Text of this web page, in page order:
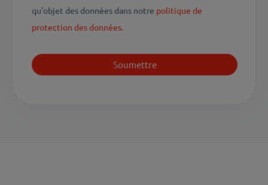
qu'objet des données dans notre politique de
protection des données.